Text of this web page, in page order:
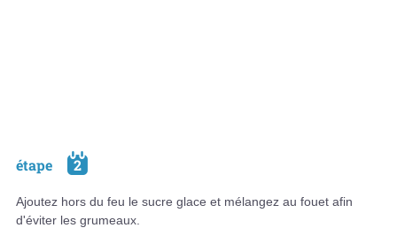
étape 2
Ajoutez hors du feu le sucre glace et mélangez au fouet afin
d'éviter les grumeaux.